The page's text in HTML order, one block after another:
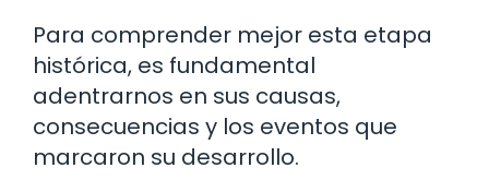
Para comprender mejor esta etapa
histórica, es fundamental
adentrarnos en sus causas,
consecuencias y los eventos que
marcaron su desarrollo.